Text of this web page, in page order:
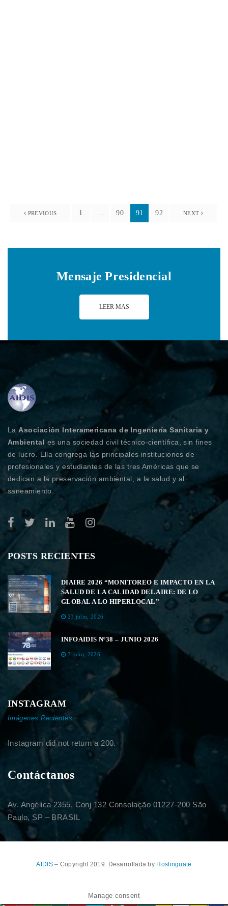
PREVIOUS 1 90 91 92 NEXT
Mensaje Presidencial
LEER MAS
LaAsociación Interamericana de Ingeniería Sanitaria y
Ambiental es una sociedad civil técnico-científica, sin fines
de lucro. Ella congrega las principales instituciones de
profesionales y estudiantes de las tres Américas que se
dedican a la preservación ambiental, a la salud y al
saneamiento.
POSTS RECIENTES
DIAIRE 2026 “MONITOREO E IMPACTO EN LA
SALUD DE LA CALIDAD DEL AIRE: DE LO
GLOBAL A LO HIPERLOCAL”
23 julio, 2026
INFOAIDIS Nº38 – JUNIO 2026
3 julio, 2026
INSTAGRAM
Imágenes Recientes
Instagram did not return a 200.
Contáctanos
Av. Angélica 2355, Conj 132 Consolação 01227-200 São
Paulo, SP – BRASIL
AIDIS– Copyright 2019. Desarrollada by Hostinguate
Manage consent